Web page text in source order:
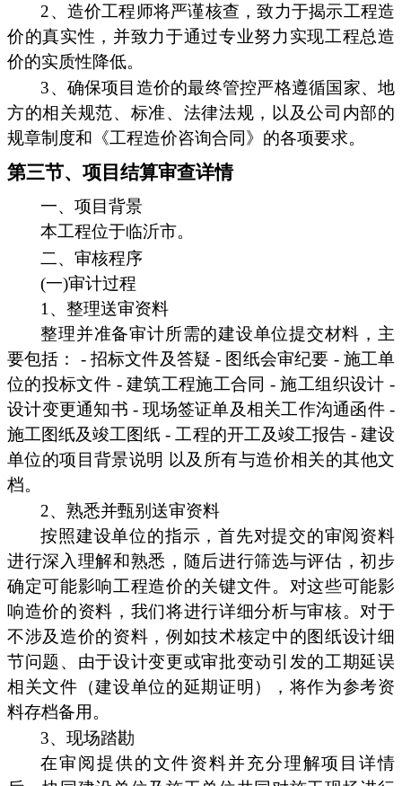
2、造价工程师将严谨核查，致力于揭示工程造
价的真实性，并致力于通过专业努力实现工程总造
价的实质性降低。
3、确保项目造价的最终管控严格遵循国家、地
方的相关规范、标准、法律法规，以及公司内部的
规章制度和《工程造价咨询合同》的各项要求。
第三节、项目结算审查详情
一、项目背景
本工程位于临沂市。
二、审核程序
(一)审计过程
1、整理送审资料
整理并准备审计所需的建设单位提交材料，主
要包括： - 招标文件及答疑 - 图纸会审纪要 - 施工单
位的投标文件 - 建筑工程施工合同 - 施工组织设计 -
设计变更通知书 - 现场签证单及相关工作沟通函件 -
施工图纸及竣工图纸 - 工程的开工及竣工报告 - 建设
单位的项目背景说明 以及所有与造价相关的其他文
档。
2、熟悉并甄别送审资料
按照建设单位的指示，首先对提交的审阅资料
进行深入理解和熟悉，随后进行筛选与评估，初步
确定可能影响工程造价的关键文件。对这些可能影
响造价的资料，我们将进行详细分析与审核。对于
不涉及造价的资料，例如技术核定中的图纸设计细
节问题、由于设计变更或审批变动引发的工期延误
相关文件（建设单位的延期证明），将作为参考资
料存档备用。
3、现场踏勘
在审阅提供的文件资料并充分理解项目详情